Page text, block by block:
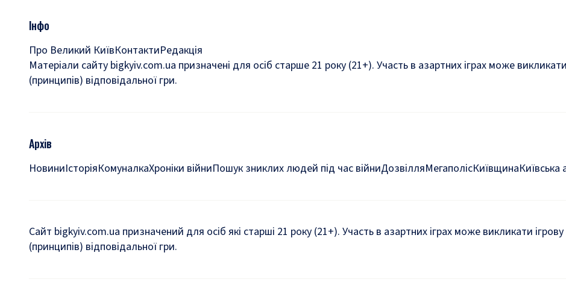
Інфо
Про Великий КиївКонтактиРедакція
Матеріали сайту bigkyiv.com.ua призначені для осіб старше 21 року (21+). Участь в азартних іграх може
(принципів) відповідальної гри.
Архів
НовиниІсторіяКомуналкаХроніки війниПошук зниклих людей під час війниДозвілляМегаполісКиївщинаКиївська
Сайт bigkyiv.com.ua призначений для осіб які старші 21 року (21+). Участь в азартних іграх може викликати
(принципів) відповідальної гри.